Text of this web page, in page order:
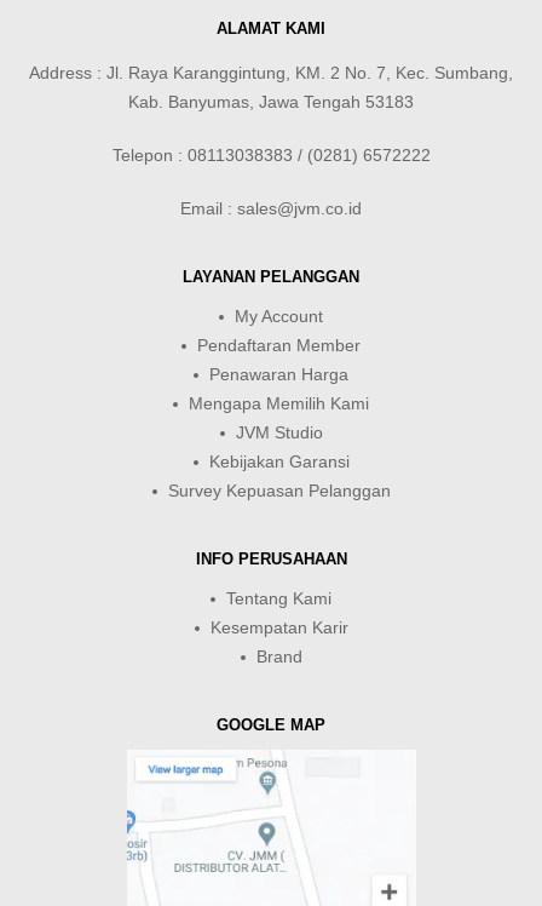
ALAMAT KAMI
Address : Jl. Raya Karanggintung, KM. 2 No. 7, Kec. Sumbang,
Kab. Banyumas, Jawa Tengah 53183
Telepon : 08113038383 / (0281) 6572222
Email : sales@jvm.co.id
LAYANAN PELANGGAN
My Account
Pendaftaran Member
Penawaran Harga
Mengapa Memilih Kami
JVM Studio
Kebijakan Garansi
Survey Kepuasan Pelanggan
INFO PERUSAHAAN
Tentang Kami
Kesempatan Karir
Brand
GOOGLE MAP